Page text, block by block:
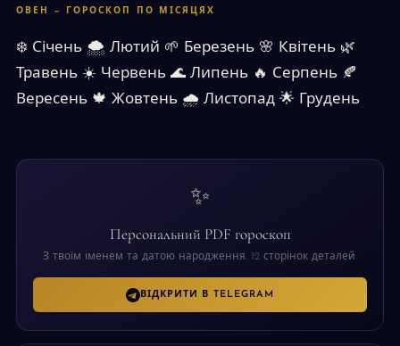
ОВЕН — ГОРОСКОП ПО МІСЯЦЯХ
❄️ Січень 🌨 Лютий 🌱 Березень 🌸 Квітень 🌿
Травень ☀️ Червень 🌊 Липень 🔥 Серпень 🍂
Вересень 🍁 Жовтень 🌧 Листопад 🌟 Грудень
✨
Персональний PDF гороскоп
З твоїм іменем та датою народження. 12 сторінок деталей.
ВІДКРИТИ В TELEGRAM